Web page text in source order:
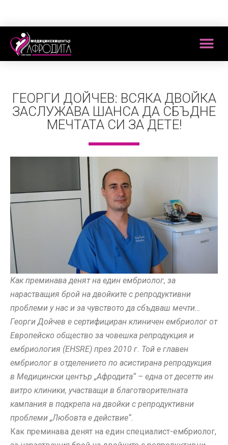
ГЕОРГИ ДОЙЧЕВ: ВСЯКА ДВОЙКА
ЗАСЛУЖАВА ШАНСА ДА СБЪДНЕ
МЕЧТАТА СИ ЗА ДЕТЕ!
Как преминава денят на един ембриолог, за
нарастващия брой на двойките с репродуктивни
проблеми у нас и за чувството да сбъдваш мечти…
Георги Дойчев е сертифициран клиничен ембриолог от
Европейско общество за човешка репродукция и
ембриология (EHSRE) през 2010 г. Той е главен
ембриолог в отделението по асистирана репродукция
в Медицински център „Афродита“ – една от десетте ин
витро клиники, участващи в благотворителната
кампания в подкрепа на двойки с репродуктивни
проблеми „Любовта е действие“.
Как преминава денят на един специалист-ембриолог,